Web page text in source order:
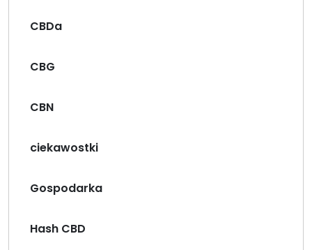
CBDa
CBG
CBN
ciekawostki
Gospodarka
Hash CBD